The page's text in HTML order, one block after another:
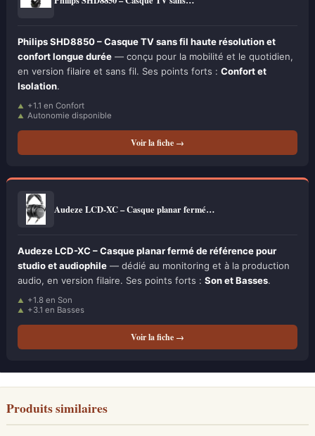
Philips SHD8850 – Casque TV sans fil haute résolution et
confort longue durée — conçu pour la mobilité et le quotidien,
en version filaire et sans fil. Ses points forts : Confort et
Isolation.
+1.1 en Confort
Autonomie disponible
Voir la fiche →
Audeze LCD-XC – Casque planar fermé…
Audeze LCD-XC – Casque planar fermé de référence pour
studio et audiophile — dédié au monitoring et à la production
audio, en version filaire. Ses points forts : Son et Basses.
+1.8 en Son
+3.1 en Basses
Voir la fiche →
Produits similaires